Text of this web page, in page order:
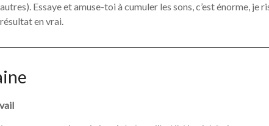
Essaye et amuse-toi à cumuler les sons, c’est énorme, je
en vrai.